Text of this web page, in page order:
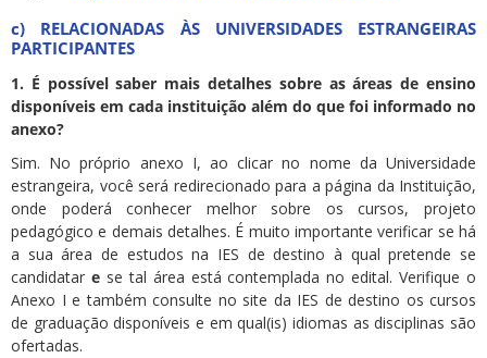
c) RELACIONADAS ÀS UNIVERSIDADES ESTRANGEIRAS
PARTICIPANTES
1. É possível saber mais detalhes sobre as áreas de ensino
disponíveis em cada instituição além do que foi informado no
anexo?
Sim. No próprio anexo I, ao clicar no nome da Universidade
estrangeira, você será redirecionado para a página da Instituição,
onde poderá conhecer melhor sobre os cursos, projeto
pedagógico e demais detalhes. É muito importante verificar se há
a sua área de estudos na IES de destino à qual pretende se
candidatar ese tal área está contemplada no edital. Verifique o
Anexo I e também consulte no site da IES de destino os cursos
de graduação disponíveis e em qual(is) idiomas as disciplinas são
ofertadas.